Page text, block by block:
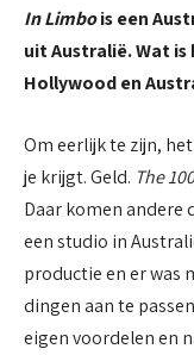
In Limbois een
uit Australië. Wat
Hollywood en
Om eerlijk te zijn,
je krijgt. Geld. The
Daar komen andere
een studio in
productie en er was
dingen aan te
eigen voordelen en